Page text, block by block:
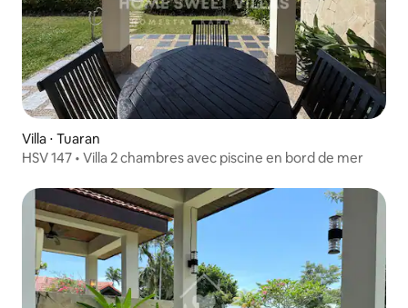
Villa ⋅ Tuaran
HSV 147 • Villa 2 chambres avec piscine en bord de mer